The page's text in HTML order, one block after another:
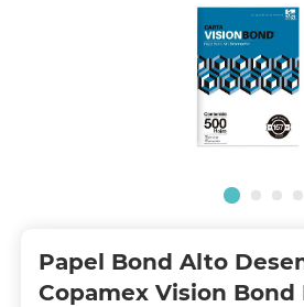
Papel Bond Alto
Copamex Vision Bond